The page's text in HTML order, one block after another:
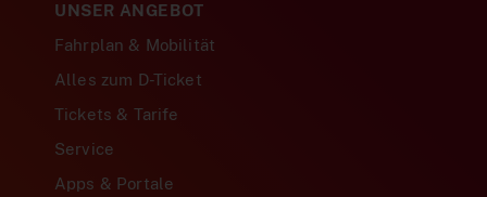
UNSER ANGEBOT
Fahrplan & Mobilität
Alles zum D-Ticket
Tickets & Tarife
Service
Apps & Portale